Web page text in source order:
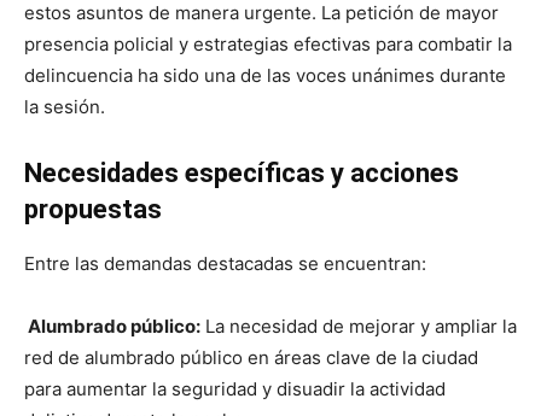
estos asuntos de manera urgente. La petición de mayor
presencia policial y estrategias efectivas para combatir la
delincuencia ha sido una de las voces unánimes durante
la sesión.
Necesidades específicas y acciones
propuestas
Entre las demandas destacadas se encuentran:
Alumbrado público: La necesidad de mejorar y ampliar la
red de alumbrado público en áreas clave de la ciudad
para aumentar la seguridad y disuadir la actividad